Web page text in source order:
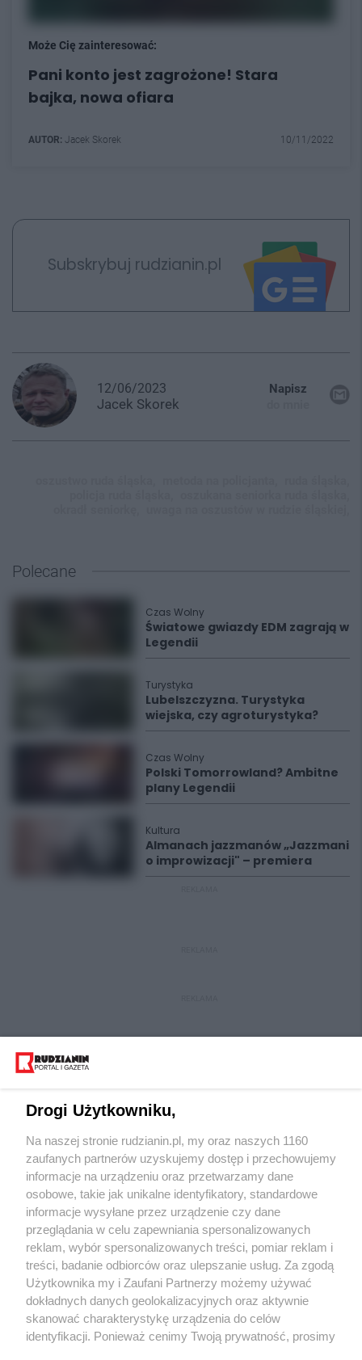
Może Cię zainteresować:
Pani konto jest zagrożone! Stara
bajka, nowa ofiara
AUTOR: Jacek Skorek 10/11/2022
Subskrybuj rudzianin.pl
12/06/2023
Jacek Skorek
Napisz
Polecane
Czas Wolny
Światowe gwiazdy EDM zagrają w
Legendii
Turystyka
Lubelszczyzna. Turystyka
wiejska, czy agroturystyka?
Czas Wolny
Polski Tomorrowland? Ambitne
plany Legendii
Kultura
Almanach jazzmanów „Jazzmani
o improwizacji" – premiera
Wydawca mediów lokalnych
Nie zapomnij
zapoznać się z:
polityką prywatności regulamin korzystania z portali
Twojemiasto
Piekary Śląskie
Chorzów
Tarnowskie Góry
Skontakuj sięz nami
Kontakt
Wydawca
Redakcja
Drogi Użytkowniku,
Na naszej stronie rudzianin.pl, my oraz naszych 1160
zaufanych partnerów uzyskujemy dostęp i przechowujemy
informacje na urządzeniu oraz przetwarzamy dane
osobowe, takie jak unikalne identyfikatory, standardowe
informacje wysyłane przez urządzenie czy dane
przeglądania w celu zapewniania spersonalizowanych
reklam, wybór spersonalizowanych treści, pomiar reklam i
treści, badanie odbiorców oraz ulepszanie usług. Za zgodą
Użytkownika my i Zaufani Partnerzy możemy używać
dokładnych danych geolokalizacyjnych oraz aktywnie
skanować charakterystykę urządzenia do celów
identyfikacji. Ponieważ cenimy Twoją prywatność, prosimy